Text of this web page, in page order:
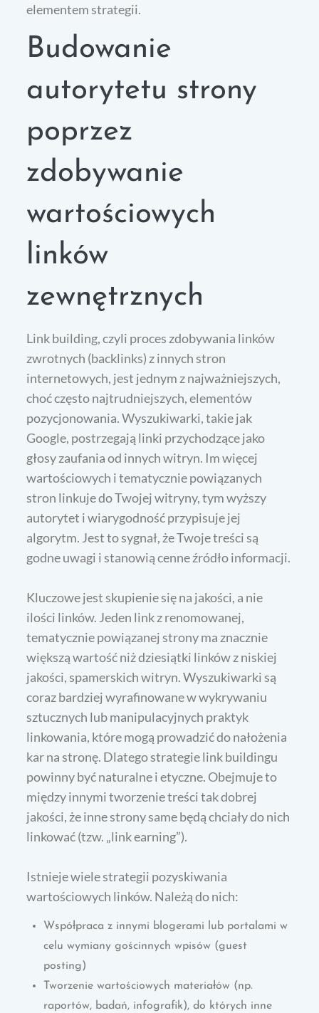
elementem strategii.
Budowanie
autorytetu strony
poprzez
zdobywanie
wartościowych
linków
zewnętrznych
Link building, czyli proces zdobywania linków
zwrotnych (backlinks) z innych stron
internetowych, jest jednym z najważniejszych,
choć często najtrudniejszych, elementów
pozycjonowania. Wyszukiwarki, takie jak
Google, postrzegają linki przychodzące jako
głosy zaufania od innych witryn. Im więcej
wartościowych i tematycznie powiązanych
stron linkuje do Twojej witryny, tym wyższy
autorytet i wiarygodność przypisuje jej
algorytm. Jest to sygnał, że Twoje treści są
godne uwagi i stanowią cenne źródło informacji.
Kluczowe jest skupienie się na jakości, a nie
ilości linków. Jeden link z renomowanej,
tematycznie powiązanej strony ma znacznie
większą wartość niż dziesiątki linków z niskiej
jakości, spamerskich witryn. Wyszukiwarki są
coraz bardziej wyrafinowane w wykrywaniu
sztucznych lub manipulacyjnych praktyk
linkowania, które mogą prowadzić do nałożenia
kar na stronę. Dlatego strategie link buildingu
powinny być naturalne i etyczne. Obejmuje to
między innymi tworzenie treści tak dobrej
jakości, że inne strony same będą chciały do nich
linkować (tzw. „link earning”).
Istnieje wiele strategii pozyskiwania
wartościowych linków. Należą do nich:
Współpraca z innymi blogerami lub portalami w
celu wymiany gościnnych wpisów (guest
posting)
Tworzenie wartościowych materiałów (np.
raportów, badań, infografik), do których inne